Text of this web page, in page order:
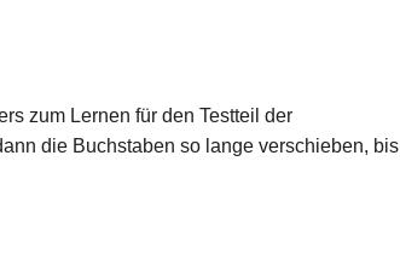
zum Lernen für den Testteil der
die Buchstaben so lange verschieben, bis